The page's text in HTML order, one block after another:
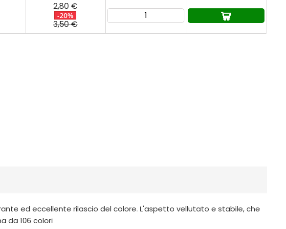
2,80 €
-20%
3,50 €
ed eccellente rilascio del colore. L'aspetto vellutato e stabile, che
da 106 colori